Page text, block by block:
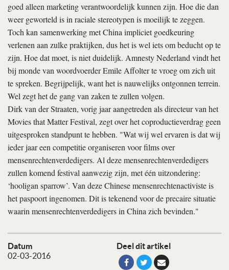
Datum
02-03-2016
Deel dit artikel
goed alleen marketing verantwoordelijk kunnen zijn. Hoe die dan
weer geworteld is in raciale stereotypen is moeilijk te zeggen.
Toch kan samenwerking met China impliciet goedkeuring
verlenen aan zulke praktijken, dus het is wel iets om beducht op te
zijn. Hoe dat moet, is niet duidelijk. Amnesty Nederland vindt het
bij monde van woordvoerder Emile Affolter te vroeg om zich uit
te spreken. Begrijpelijk, want het is nauwelijks ontgonnen terrein.
Wel zegt het de gang van zaken te zullen volgen.
Dirk van der Straaten, vorig jaar aangetreden als directeur van het
Movies that Matter Festival, zegt over het coproductieverdrag geen
uitgesproken standpunt te hebben. "Wat wij wel ervaren is dat wij
ieder jaar een competitie organiseren voor films over
mensenrechtenverdedigers. Al deze mensenrechtenverdedigers
zullen komend festival aanwezig zijn, met één uitzondering:
‘hooligan sparrow’. Van deze Chinese mensenrechtenactiviste is
het paspoort ingenomen. Dit is tekenend voor de precaire situatie
waarin mensenrechtenverdedigers in China zich bevinden."